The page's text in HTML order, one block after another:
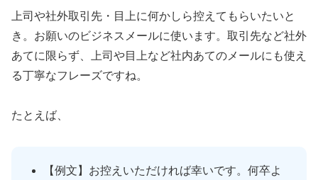
上司や社外取引先・目上に何かしら控えてもらいたいと
き。お願いのビジネスメールに使います。取引先など社外
あてに限らず、上司や目上など社内あてのメールにも使え
る丁寧なフレーズですね。
たとえば、
【例文】お控えいただければ幸いです。何卒よ